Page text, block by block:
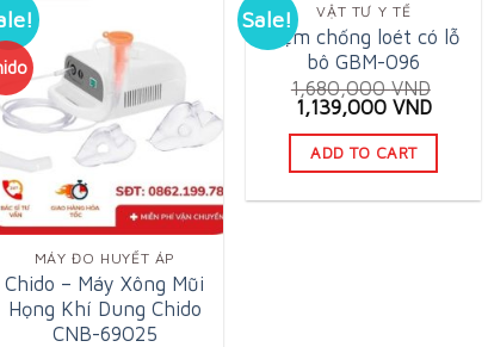
MÁY ĐO HUYẾT ÁP
Chido – Máy Xông Mũi
Họng Khí Dung Chido
CNB-69025
Sale! VẬT TƯ Y TẾ
Đệm chống loét có lỗ
bô GBM-096
1,680,000VND
Original
was:
1,680,000 VND.
1,139,000 VND
ADD TO CART